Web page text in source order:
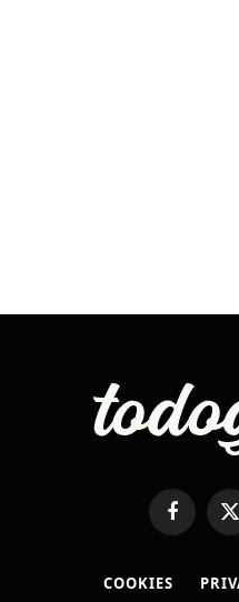
FacebookX
COOKIES